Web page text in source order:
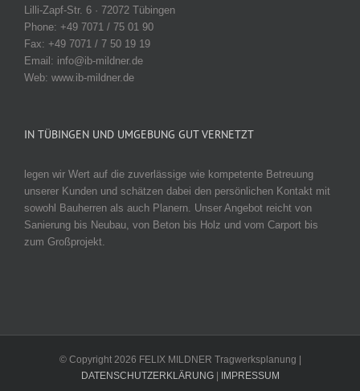
Lilli-Zapf-Str. 6 · 72072 Tübingen
Phone: +49 7071 / 75 01 90
Fax: +49 7071 / 7 50 19 19
Email: info@ib-mildner.de
Web: www.ib-mildner.de
IN TÜBINGEN UND UMGEBUNG GUT VERNETZT
legen wir Wert auf die zuverlässige wie kompetente Betreuung
unserer Kunden und schätzen dabei den persönlichen Kontakt mit
sowohl Bauherren als auch Planern. Unser Angebot reicht von
Sanierung bis Neubau, von Beton bis Holz und vom Carport bis
zum Großprojekt.
© Copyright 2026 FELIX MILDNER Tragwerksplanung |
DATENSCHUTZERKLÄRUNG
IMPRESSUM